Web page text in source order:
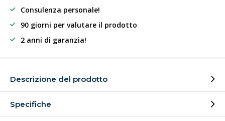
Consulenza personale!
90 giorni per valutare il prodotto
2 anni di garanzia!
Descrizione del prodotto
Specifiche